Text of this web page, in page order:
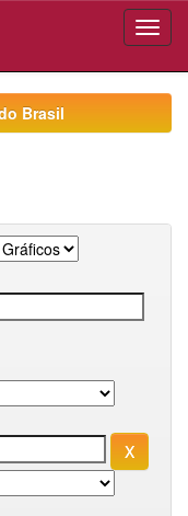
Brasil